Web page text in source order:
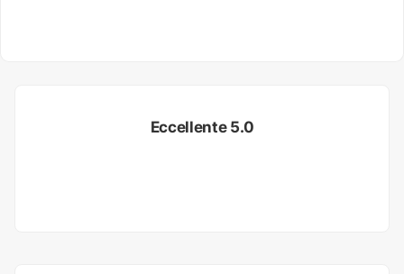
Eccellente 5.0